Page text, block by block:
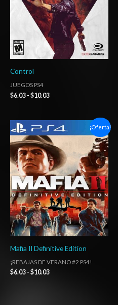
Control
JUEGOS PS4
$6.03 - $10.03
¡Oferta!
Mafia II Definitive Edition
¡REBAJAS DE VERANO #2 PS4!
$6.03 - $10.03
Rango
de
precios:
desde
$6.03
hasta
$10.03